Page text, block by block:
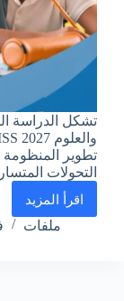
تشكل الدراسة
تطوير
التحولات
اقرأ المزيد
الدراسة
الدولية
ملفات